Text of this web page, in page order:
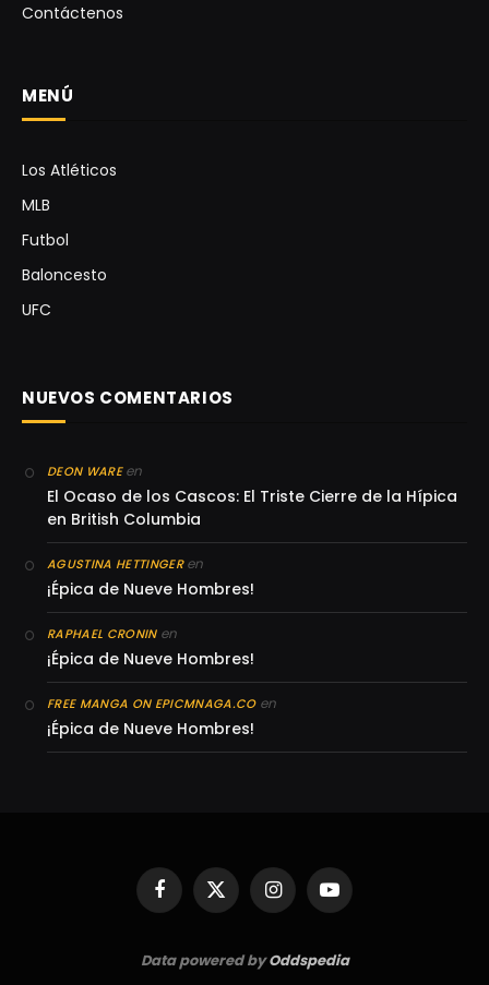
Contáctenos
MENÚ
Los Atléticos
MLB
Futbol
Baloncesto
UFC
NUEVOS COMENTARIOS
DEON WAREen
El Ocaso de los Cascos: El Triste Cierre de la Hípica
en British Columbia
AGUSTINA HETTINGERen
¡Épica de Nueve Hombres!
RAPHAEL CRONINen
¡Épica de Nueve Hombres!
FREE MANGA ON EPICMNAGA.COen
¡Épica de Nueve Hombres!
Facebook
X
(Twitter)
InstagramYouTube
Data powered byOddspedia